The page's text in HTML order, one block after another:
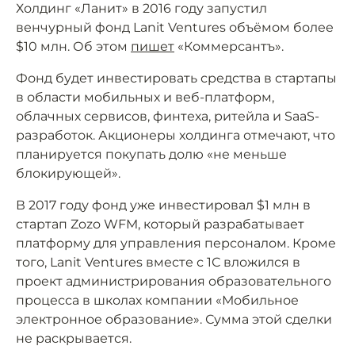
Холдинг «Ланит» в 2016 году запустил
венчурный фонд Lanit Ventures объёмом более
$10 млн. Об этом пишет «Коммерсантъ».
Фонд будет инвестировать средства в стартапы
в области мобильных и веб-платформ,
облачных сервисов, финтеха, ритейла и SaaS-
разработок. Акционеры холдинга отмечают, что
планируется покупать долю «не меньше
блокирующей».
В 2017 году фонд уже инвестировал $1 млн в
стартап Zozo WFM, который разрабатывает
платформу для управления персоналом. Кроме
того, Lanit Ventures вместе с 1С вложился в
проект администрирования образовательного
процесса в школах компании «Мобильное
электронное образование». Сумма этой сделки
не раскрывается.